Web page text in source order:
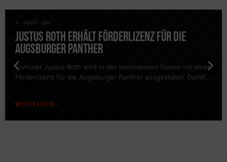
NEWS
4. AUGUST 2026
JUSTUS ROTH ERHÄLT FÖRDERLIZENZ FÜR DIE
AUGSBURGER PANTHER
Torhüter Justus Roth wird in der kommenden Saison mit einer
Förderlizenz für die Augsburger Panther ausgestattet. Damit
mit dem Team sowie dem Torwarttrainer der Panther zu
WEITERLESEN